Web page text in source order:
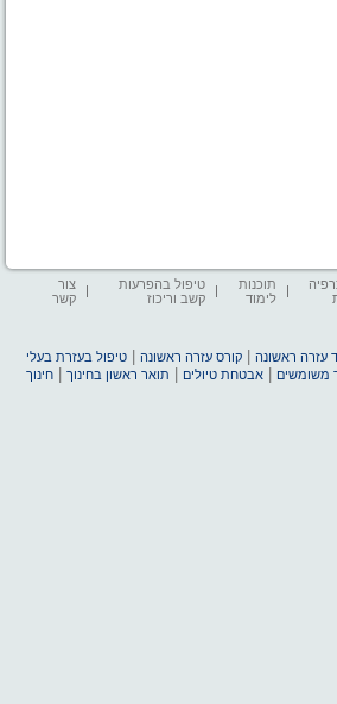
תוכנות
לימוד
טיפול בהפרעות
קשב וריכוז
צור
קשר
עזרה ראשונה |קורס עזרה ראשונה |טיפול בעזרת בעלי
משומשים |אבטחת טיולים תואר ראשון בחינוך |חינוך